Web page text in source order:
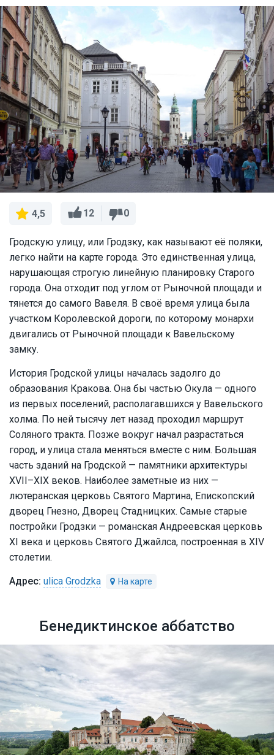
4,5 12 0
Гродскую улицу, или Гродзку, как называют её поляки,
легко найти на карте города. Это единственная улица,
нарушающая строгую линейную планировку Старого
города. Она отходит под углом от Рыночной площади и
тянется до самого Вавеля. В своё время улица была
участком Королевской дороги, по которому монархи
двигались от Рыночной площади к Вавельскому
замку.
История Гродской улицы началась задолго до
образования Кракова. Она бы частью Окула — одного
из первых поселений, располагавшихся у Вавельского
холма. По ней тысячу лет назад проходил маршрут
Соляного тракта. Позже вокруг начал разрастаться
город, и улица стала меняться вместе с ним. Большая
часть зданий на Гродской — памятники архитектуры
XVII–XIX веков. Наиболее заметные из них —
лютеранская церковь Святого Мартина, Епископский
дворец Гнезно, Дворец Стадницких. Самые старые
постройки Гродзки — романская Андреевская церковь
XI века и церковь Святого Джайлса, построенная в XIV
столетии.
ulica Grodzka
Бенедиктинское аббатство